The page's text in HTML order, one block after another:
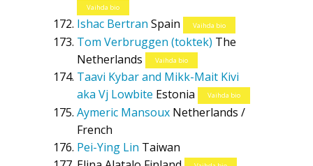
Vaihda bio
Ishac Bertran Spain Vaihda bio
Tom Verbruggen (toktek) The
Netherlands
Vaihda bio
Taavi Kybar and Mikk-Mait Kivi
aka Vj Lowbite Estonia Vaihda bio
Aymeric Mansoux Netherlands /
French
Pei-Ying Lin Taiwan